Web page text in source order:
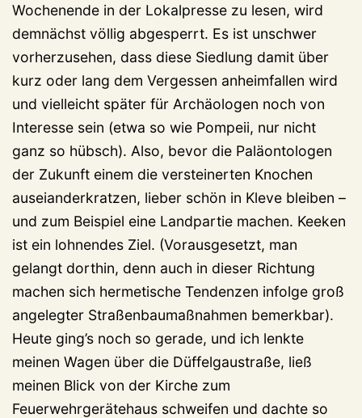
Wochenende in der Lokalpresse zu lesen, wird
demnächst völlig abgesperrt. Es ist unschwer
vorherzusehen, dass diese Siedlung damit über
kurz oder lang dem Vergessen anheimfallen wird
und vielleicht später für Archäologen noch von
Interesse sein (etwa so wie Pompeii, nur nicht
ganz so hübsch). Also, bevor die Paläontologen
der Zukunft einem die versteinerten Knochen
auseianderkratzen, lieber schön in Kleve bleiben –
und zum Beispiel eine Landpartie machen. Keeken
ist ein lohnendes Ziel. (Vorausgesetzt, man
gelangt dorthin, denn auch in dieser Richtung
machen sich hermetische Tendenzen infolge groß
angelegter Straßenbaumaßnahmen bemerkbar).
Heute ging’s noch so gerade, und ich lenkte
meinen Wagen über die Düffelgaustraße, ließ
meinen Blick von der Kirche zum
Feuerwehrgerätehaus schweifen und dachte so